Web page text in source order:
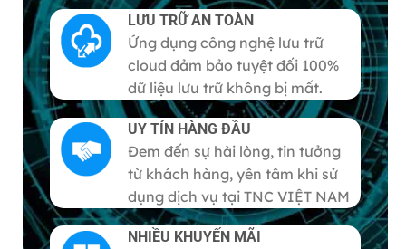
LƯU TRỮ AN TOÀN
Ứng dụng công nghệ lưu trữ
cloud đảm bảo tuyệt đối 100%
dữ liệu lưu trữ không bị mất.
UY TÍN HÀNG ĐẦU
Đem đến sự hài lòng, tin tưởng
từ khách hàng, yên tâm khi sử
dụng dịch vụ tại TNC VIỆT NAM
NHIỀU KHUYẾN MÃI